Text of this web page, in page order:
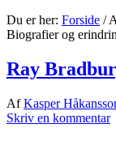
Du er her: Forside /
Biografier og
Ray
AfKasper
Skriv en kommentar